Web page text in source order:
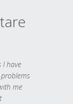
I have
me